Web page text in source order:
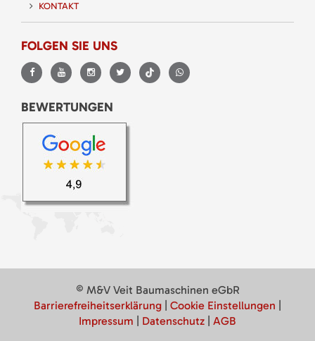
KONTAKT
FOLGEN SIE UNS
BEWERTUNGEN
© M&V Veit Baumaschinen eGbR
Barrierefreiheitserklärung
Cookie Einstellungen
Impressum
Datenschutz AGB